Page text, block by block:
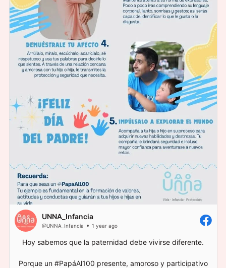
UNNA_Infancia
@UNNA_Infancia 1 year ago
Hoy sabemos que la paternidad debe vivirse diferente.
Porque un #PapáAl100 presente, amoroso y participativo